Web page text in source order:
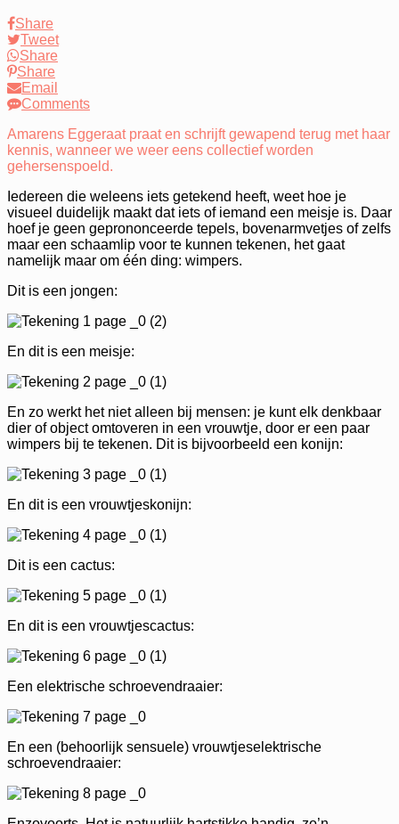
Share
Tweet
Share
Share
Email
Comments
Amarens Eggeraat praat en schrijft gewapend terug met haar
kennis, wanneer we weer eens collectief worden
gehersenspoeld.
Iedereen die weleens iets getekend heeft, weet hoe je
visueel duidelijk maakt dat iets of iemand een meisje is. Daar
hoef je geen geprononceerde tepels, bovenarmvetjes of zelfs
maar een schaamlip voor te kunnen tekenen, het gaat
namelijk maar om één ding: wimpers.
Dit is een jongen:
En dit is een meisje:
En zo werkt het niet alleen bij mensen: je kunt elk denkbaar
dier of object omtoveren in een vrouwtje, door er een paar
wimpers bij te tekenen. Dit is bijvoorbeeld een konijn:
En dit is een vrouwtjeskonijn:
Dit is een cactus:
En dit is een vrouwtjescactus:
Een elektrische schroevendraaier:
En een (behoorlijk sensuele) vrouwtjeselektrische
schroevendraaier: